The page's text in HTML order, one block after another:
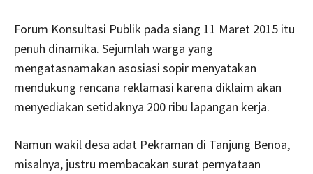
Forum Konsultasi Publik pada siang 11 Maret 2015 itu
penuh dinamika. Sejumlah warga yang
mengatasnamakan asosiasi sopir menyatakan
mendukung rencana reklamasi karena diklaim akan
menyediakan setidaknya 200 ribu lapangan kerja.
Namun wakil desa adat Pekraman di Tanjung Benoa,
misalnya, justru membacakan surat pernyataan